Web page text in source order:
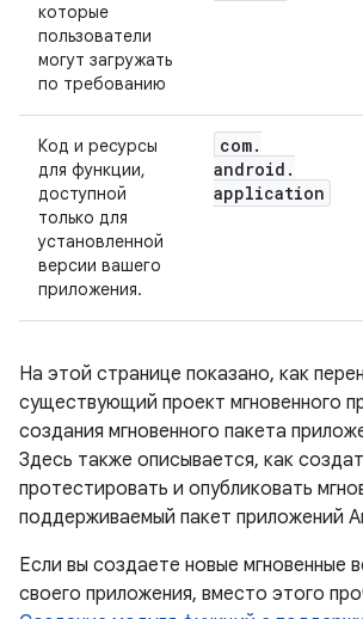
которые
пользователи
могут загружать
по требованию
Код и ресурсы
для функции,
доступной
только для
установленной
версии вашего
приложения.
com.
android .
application
На этой странице показано, как
существующий проект мгновенного
создания мгновенного пакета
Здесь также описывается, как
протестировать и опубликовать
поддерживаемый пакет приложений
Если вы создаете новые мгновенные
своего приложения, вместо этого